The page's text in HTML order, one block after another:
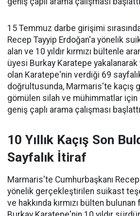
15 Temmuz darbe girişimi
Recep Tayyip Erdoğan'a yönelik
alan ve 10 yıldır kırmızı bültenle
üyesi Burkay Karatepe yakalanarak
olan Karatepe'nin verdiği 69
doğrultusunda, Marmaris'te kaçış
gömülen silah ve mühimmatlar
geniş çaplı arama çalışması
10 Yıllık Kaçış Son
Sayfalık İtiraf
Marmaris'te Cumhurbaşkanı
yönelik gerçekleştirilen suikast
ve hakkında kırmızı bülten